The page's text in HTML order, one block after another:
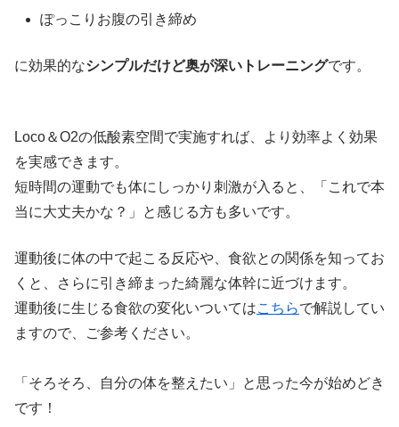
ぽっこりお腹の引き締め
に効果的なシンプルだけど奥が深いトレーニングです。
Loco＆O2の低酸素空間で実施すれば、より効率よく効果
を実感できます。
短時間の運動でも体にしっかり刺激が入ると、「これで本
当に大丈夫かな？」と感じる方も多いです。
運動後に体の中で起こる反応や、食欲との関係を知ってお
くと、さらに引き締まった綺麗な体幹に近づけます。
運動後に生じる食欲の変化いついてはこちらで解説してい
ますので、ご参考ください。
「そろそろ、自分の体を整えたい」と思った今が始めどき
です！